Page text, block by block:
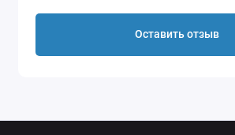
разнообразие цветов позволит
Оставить отзыв